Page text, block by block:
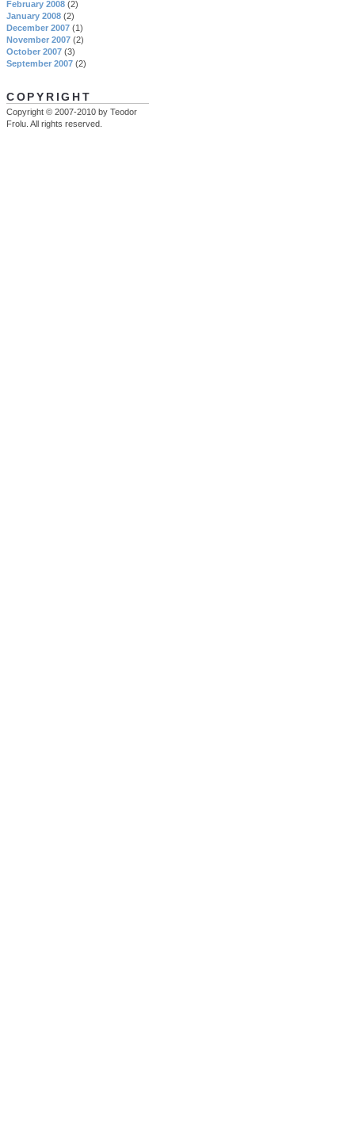
February 2008 (2)
January 2008 (2)
December 2007 (1)
November 2007 (2)
October 2007 (3)
September 2007 (2)
COPYRIGHT
Copyright © 2007-2010 by Teodor
Frolu. All rights reserved.